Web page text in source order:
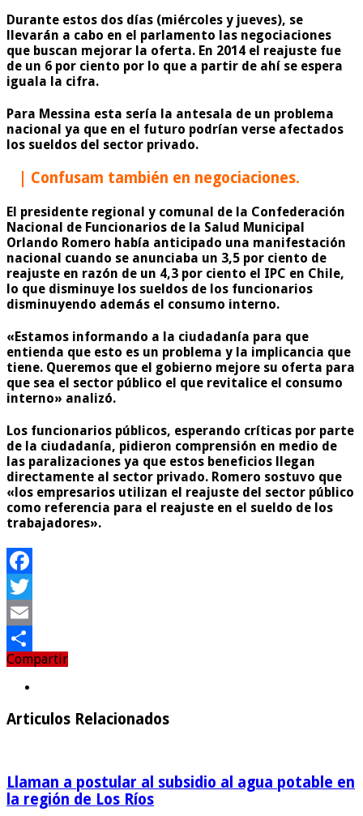
Durante estos dos días (miércoles y jueves), se
llevarán a cabo en el parlamento las negociaciones
que buscan mejorar la oferta. En 2014 el reajuste fue
de un 6 por ciento por lo que a partir de ahí se espera
iguala la cifra.
Para Messina esta sería la antesala de un problema
nacional ya que en el futuro podrían verse afectados
los sueldos del sector privado.
| Confusam también en negociaciones.
El presidente regional y comunal de la Confederación
Nacional de Funcionarios de la Salud Municipal
Orlando Romero había anticipado una manifestación
nacional cuando se anunciaba un 3,5 por ciento de
reajuste en razón de un 4,3 por ciento el IPC en Chile,
lo que disminuye los sueldos de los funcionarios
disminuyendo además el consumo interno.
«Estamos informando a la ciudadanía para que
entienda que esto es un problema y la implicancia que
tiene. Queremos que el gobierno mejore su oferta para
que sea el sector público el que revitalice el consumo
interno» analizó.
Los funcionarios públicos, esperando críticas por parte
de la ciudadanía, pidieron comprensión en medio de
las paralizaciones ya que estos beneficios llegan
directamente al sector privado. Romero sostuvo que
«los empresarios utilizan el reajuste del sector público
como referencia para el reajuste en el sueldo de los
trabajadores».
Facebook
Twitter
Email
Compartir
Compartir
Articulos Relacionados
Llaman a postular al subsidio al agua potable en
la región de Los Ríos